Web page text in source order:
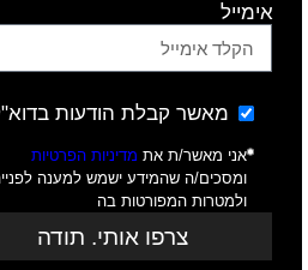
אימייל
מאשר קבלת הודעות
אני מאשר/ת את מדיניות הפרטיות
ומסכים/ה שהמידע ישמש למענה
ולמטרות המפורטות בה
צרפו אותי. תודה